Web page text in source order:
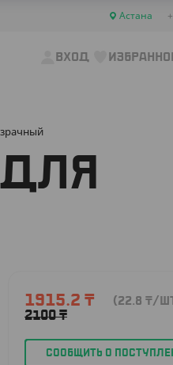
Астана
ВХОД
1915.2 ₸
2100₸
(22.8 ₸/
СООБЩИТЬ О